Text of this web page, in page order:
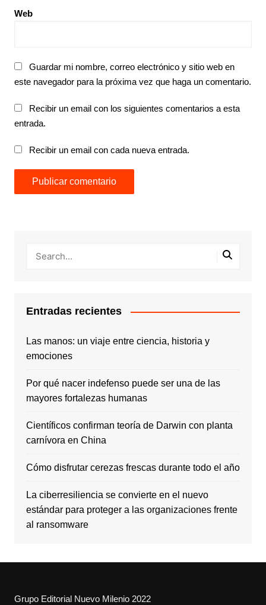
Web
Guardar mi nombre, correo electrónico y sitio web en
este navegador para la próxima vez que haga un comentario.
Recibir un email con los siguientes comentarios a esta
entrada.
Recibir un email con cada nueva entrada.
Entradas recientes
Las manos: un viaje entre ciencia, historia y
emociones
Por qué nacer indefenso puede ser una de las
mayores fortalezas humanas
Científicos confirman teoría de Darwin con planta
carnívora en China
Cómo disfrutar cerezas frescas durante todo el año
La ciberresiliencia se convierte en el nuevo
estándar para proteger a las organizaciones frente
al ransomware
Grupo Editorial Nuevo Milenio 2022